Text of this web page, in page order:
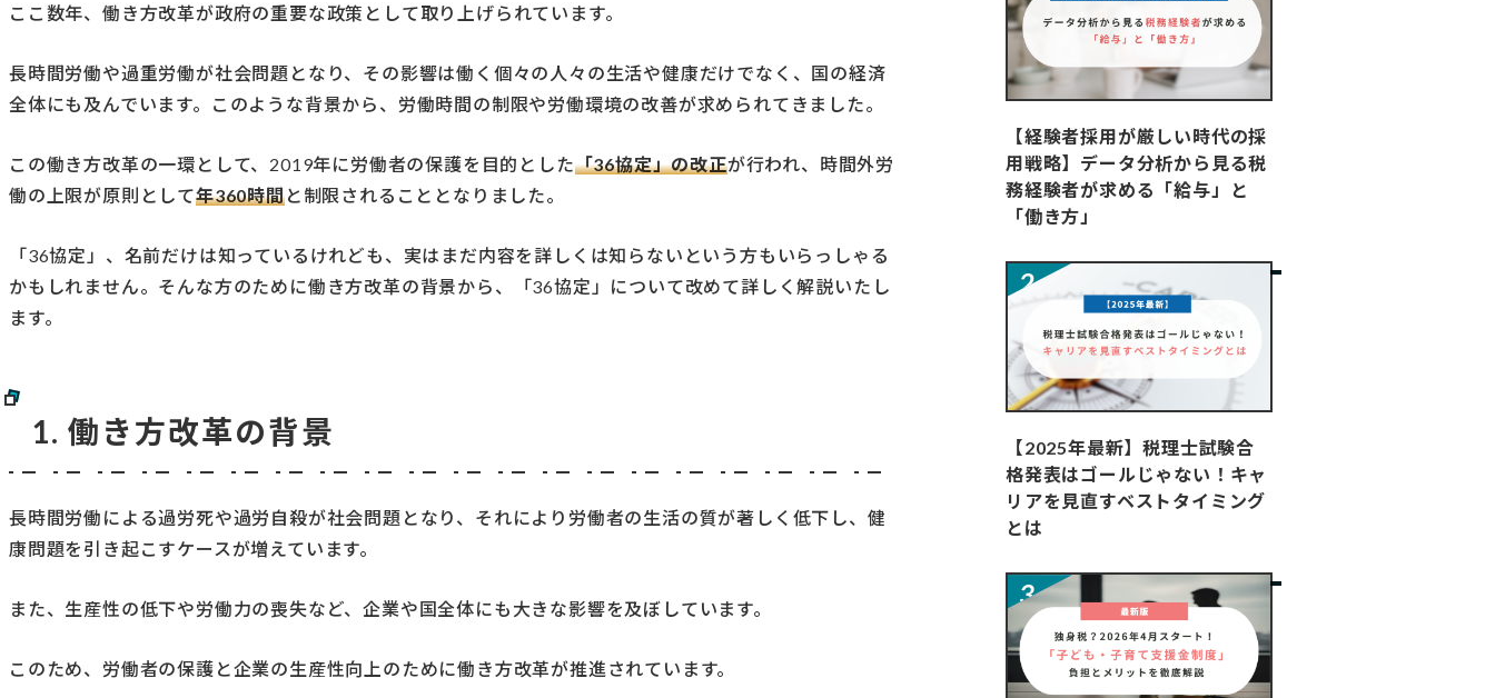
ここ数年、働き方改革が政府の重要な政策として取り上げられています。
長時間労働や過重労働が社会問題となり、その影響は働く個々の人々の生活や健康だけでなく、国の経済
全体にも及んでいます。このような背景から、労働時間の制限や労働環境の改善が求められてきました。
この働き方改革の一環として、2019年に労働者の保護を目的とした「36協定」の改正が行われ、時間外労
働の上限が原則として年360時間と制限されることとなりました。
「36協定」、名前だけは知っているけれども、実はまだ内容を詳しくは知らないという方もいらっしゃる
かもしれません。そんな方のために働き方改革の背景から、「36協定」について改めて詳しく解説いたし
ます。
1. 働き方改革の背景
長時間労働による過労死や過労自殺が社会問題となり、それにより労働者の生活の質が著しく低下し、健
康問題を引き起こすケースが増えています。
また、生産性の低下や労働力の喪失など、企業や国全体にも大きな影響を及ぼしています。
このため、労働者の保護と企業の生産性向上のために働き方改革が推進されています。
【経験者採用が厳しい時代の採
用戦略】データ分析から見る税
務経験者が求める「給与」と
「働き方」
【2025年最新】税理士試験合
格発表はゴールじゃない！キャ
リアを見直すベストタイミング
とは